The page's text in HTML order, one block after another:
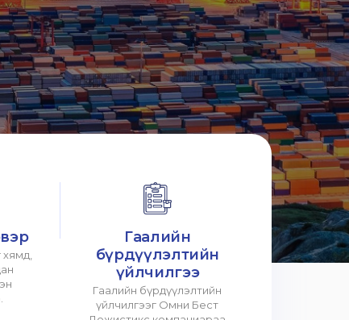
Гаалийн
бүрдүүлэлтийн
үйлчилгээ
Гаалийн бүрдүүлэлтийн
үйлчилгээг Омни Бест